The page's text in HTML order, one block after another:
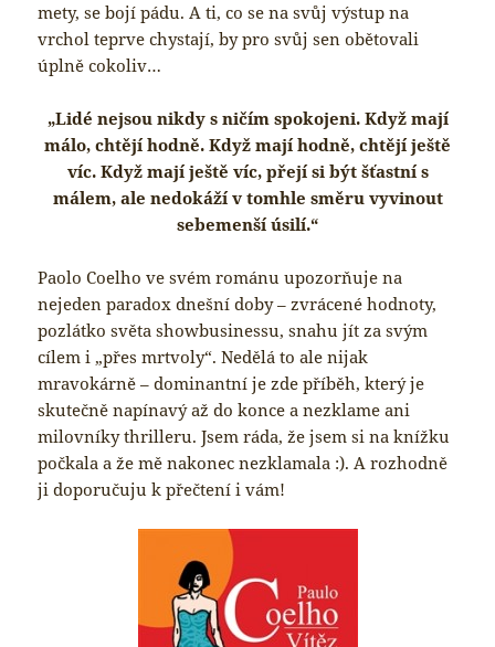
mety, se bojí pádu. A ti, co se na svůj výstup na
vrchol teprve chystají, by pro svůj sen obětovali
úplně cokoliv…
„Lidé nejsou nikdy s ničím spokojeni. Když mají
málo, chtějí hodně. Když mají hodně, chtějí ještě
víc. Když mají ještě víc, přejí si být šťastní s
málem, ale nedokáží v tomhle směru vyvinout
sebemenší úsilí.“
Paolo Coelho ve svém románu upozorňuje na
nejeden paradox dnešní doby – zvrácené hodnoty,
pozlátko světa showbusinessu, snahu jít za svým
cílem i „přes mrtvoly“. Nedělá to ale nijak
mravokárně – dominantní je zde příběh, který je
skutečně napínavý až do konce a nezklame ani
milovníky thrilleru. Jsem ráda, že jsem si na knížku
počkala a že mě nakonec nezklamala :). A rozhodně
ji doporučuju k přečtení i vám!